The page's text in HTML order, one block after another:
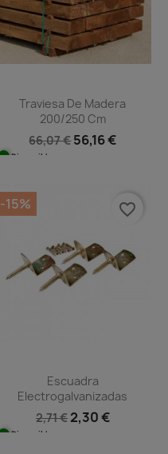
Traviesa De Madera
200/250 Cm
66,07 €56,16 €
Disponible
Escuadra
Electrogalvanizadas
2,71 € 2,30 €
Disponible
-15% favorite_border